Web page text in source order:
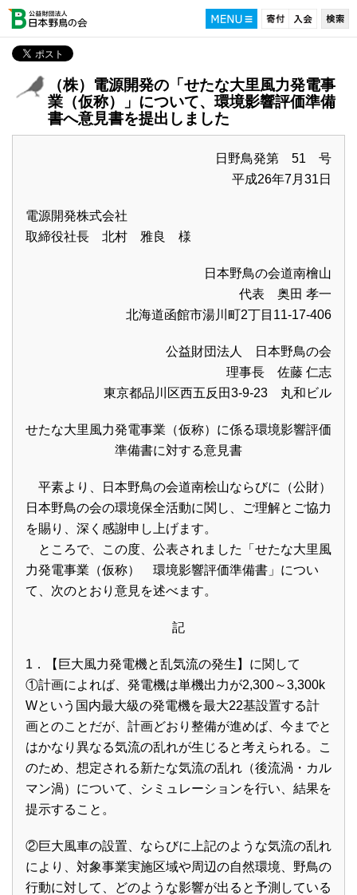
（株）電源開発の「せたな大里風力発電事
業（仮称）」について、環境影響評価準備
書へ意見書を提出しました
日野鳥発第 51 号
平成26年7月31日
電源開発株式会社
取締役社長 北村 雅良 様
日本野鳥の会道南檜山
代表 奥田 孝一
北海道函館市湯川町2丁目11-17-406
公益財団法人 日本野鳥の会
理事長 佐藤 仁志
東京都品川区西五反田3-9-23 丸和ビル
せたな大里風力発電事業（仮称）に係る環境影響評価
準備書に対する意見書
平素より、日本野鳥の会道南桧山ならびに（公財）
日本野鳥の会の環境保全活動に関し、ご理解とご協力
を賜り、深く感謝申し上げます。
ところで、この度、公表されました「せたな大里風
力発電事業（仮称） 環境影響評価準備書」につい
て、次のとおり意見を述べます。
記
1．【巨大風力発電機と乱気流の発生】に関して
①計画によれば、発電機は単機出力が2,300～3,300k
Wという国内最大級の発電機を最大22基設置する計
画とのことだが、計画どおり整備が進めば、今までと
はかなり異なる気流の乱れが生じると考えられる。こ
のため、想定される新たな気流の乱れ（後流渦・カル
マン渦）について、シミュレーションを行い、結果を
提示すること。
②巨大風車の設置、ならびに上記のような気流の乱れ
により、対象事業実施区域や周辺の自然環境、野鳥の
行動に対して、どのような影響が出ると予測している